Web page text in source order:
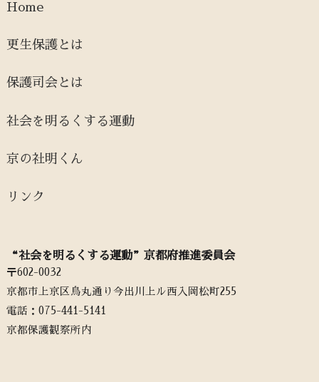
Home
更生保護とは
保護司会とは
社会を明るくする運動
京の社明くん
リンク
“社会を明るくする運動”京都府推進委員会
〒602-0032
京都市上京区烏丸通り今出川上ル西入岡松町255
電話：‭075-441-5141‬
京都保護観察所内